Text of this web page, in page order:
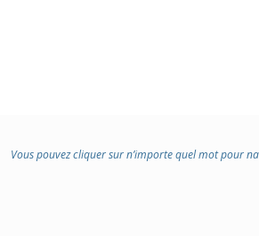
Vous pouvez cliquer sur n’importe quel mot pour